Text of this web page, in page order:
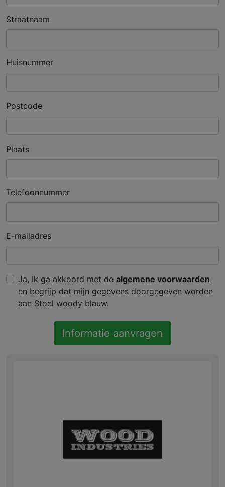
Straatnaam
Huisnummer
Postcode
Plaats
Telefoonnummer
E-mailadres
Ja, Ik ga akkoord met de algemene voorwaarden
en begrijp dat mijn gegevens doorgegeven worden
aan Stoel woody blauw.
Informatie aanvragen